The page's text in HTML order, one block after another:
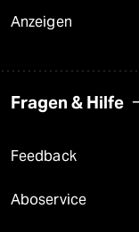
Anzeigen
Fragen & Hilfe
Feedback
Aboservice